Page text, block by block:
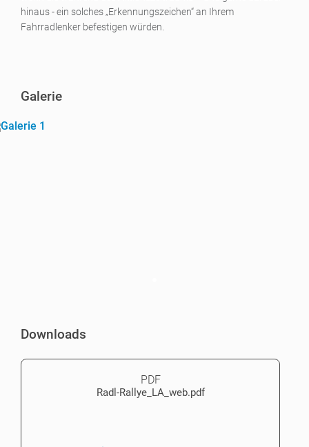
hinaus - ein solches „Erkennungszeichen“ an Ihrem
Fahrradlenker befestigen würden.
Galerie
Downloads
PDF
Radl-Rallye_LA_web.pdf